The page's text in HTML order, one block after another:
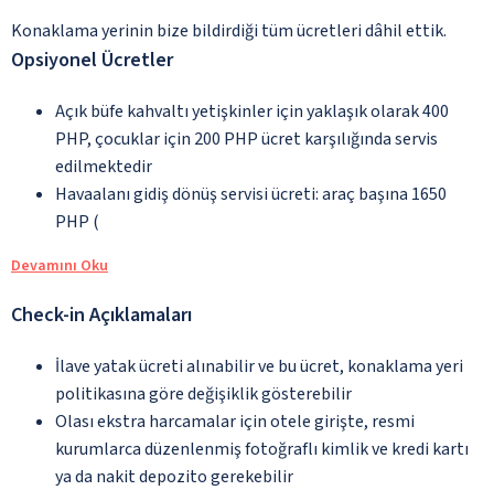
Konaklama yerinin bize bildirdiği tüm ücretleri dâhil ettik.
Opsiyonel Ücretler
Açık büfe kahvaltı yetişkinler için yaklaşık olarak 400
PHP, çocuklar için 200 PHP ücret karşılığında servis
edilmektedir
Havaalanı gidiş dönüş servisi ücreti: araç başına 1650
PHP (
Devamını Oku
Check-in Açıklamaları
İlave yatak ücreti alınabilir ve bu ücret, konaklama yeri
politikasına göre değişiklik gösterebilir
Olası ekstra harcamalar için otele girişte, resmi
kurumlarca düzenlenmiş fotoğraflı kimlik ve kredi kartı
ya da nakit depozito gerekebilir